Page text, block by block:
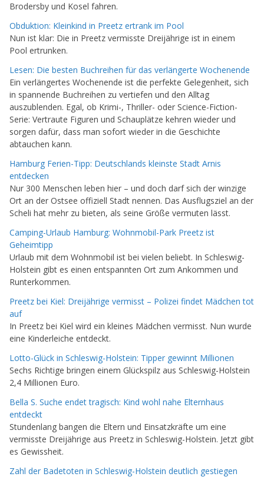
Brodersby und Kosel fahren.
Obduktion: Kleinkind in Preetz ertrank im Pool
Nun ist klar: Die in Preetz vermisste Dreijährige ist in einem
Pool ertrunken.
Lesen: Die besten Buchreihen für das verlängerte Wochenende
Ein verlängertes Wochenende ist die perfekte Gelegenheit, sich
in spannende Buchreihen zu vertiefen und den Alltag
auszublenden. Egal, ob Krimi-, Thriller- oder Science-Fiction-
Serie: Vertraute Figuren und Schauplätze kehren wieder und
sorgen dafür, dass man sofort wieder in die Geschichte
abtauchen kann.
Hamburg Ferien-Tipp: Deutschlands kleinste Stadt Arnis
entdecken
Nur 300 Menschen leben hier – und doch darf sich der winzige
Ort an der Ostsee offiziell Stadt nennen. Das Ausflugsziel an der
Scheli hat mehr zu bieten, als seine Größe vermuten lässt.
Camping-Urlaub Hamburg: Wohnmobil-Park Preetz ist
Geheimtipp
Urlaub mit dem Wohnmobil ist bei vielen beliebt. In Schleswig-
Holstein gibt es einen entspannten Ort zum Ankommen und
Runterkommen.
Preetz bei Kiel: Dreijährige vermisst – Polizei findet Mädchen tot
auf
In Preetz bei Kiel wird ein kleines Mädchen vermisst. Nun wurde
eine Kinderleiche entdeckt.
Lotto-Glück in Schleswig-Holstein: Tipper gewinnt Millionen
Sechs Richtige bringen einem Glückspilz aus Schleswig-Holstein
2,4 Millionen Euro.
Bella S. Suche endet tragisch: Kind wohl nahe Elternhaus
entdeckt
Stundenlang bangen die Eltern und Einsatzkräfte um eine
vermisste Dreijährige aus Preetz in Schleswig-Holstein. Jetzt gibt
es Gewissheit.
Zahl der Badetoten in Schleswig-Holstein deutlich gestiegen